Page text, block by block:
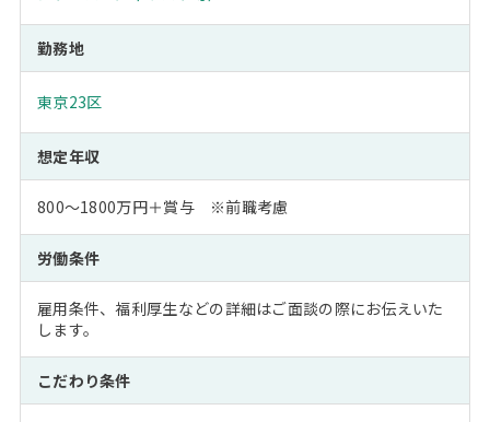
勤務地
東京23区
想定年収
800～1800万円＋賞与 ※前職考慮
労働条件
雇用条件、福利厚生などの詳細はご面談の際にお伝えいた
します。
こだわり条件